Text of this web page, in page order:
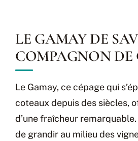
LE GAMAY DE
COMPAGNON
Le Gamay, ce cépage qui
coteaux depuis des siècles,
d’une fraîcheur remarquable.
de grandir au milieu des